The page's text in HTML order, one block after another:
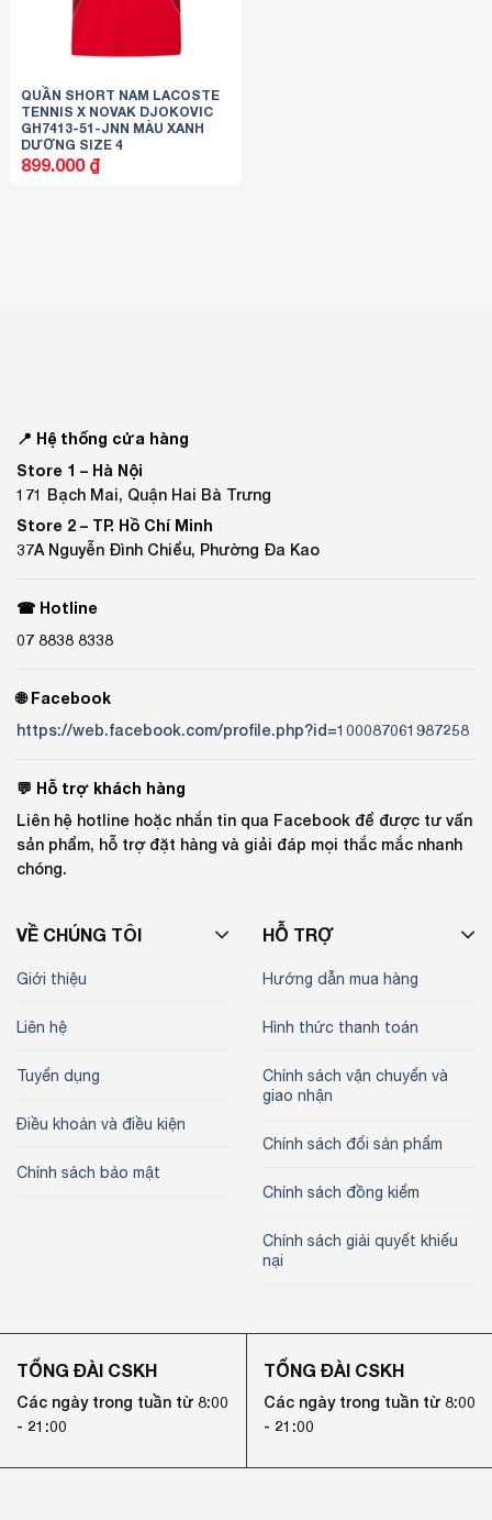
QUẦN SHORT NAM LACOSTE
TENNIS X NOVAK DJOKOVIC
GH7413-51-JNN MÀU XANH
DƯƠNG SIZE 4
899.000 ₫
📍 Hệ thống cửa hàng
Store 1 – Hà Nội
171 Bạch Mai, Quận Hai Bà Trưng
Store 2 – TP. Hồ Chí Minh
37A Nguyễn Đình Chiểu, Phường Đa Kao
☎ Hotline
07 8838 8338
🌐 Facebook
https://web.facebook.com/profile.php?id=100087061987258
💬 Hỗ trợ khách hàng
Liên hệ hotline hoặc nhắn tin qua Facebook để được tư vấn
sản phẩm, hỗ trợ đặt hàng và giải đáp mọi thắc mắc nhanh
chóng.
VỀ CHÚNG TÔI
Giới thiệu
Liên hệ
Tuyển dụng
Điều khoản và điều kiện
Chính sách bảo mật
HỖ TRỢ
Hướng dẫn mua hàng
Hình thức thanh toán
Chính sách vận chuyển và
giao nhận
Chính sách đổi sản phẩm
Chính sách đồng kiểm
Chính sách giải quyết khiếu
nại
TỔNG ĐÀI CSKH
Các ngày trong tuần từ 8:00
- 21:00
TỔNG ĐÀI CSKH
Các ngày trong tuần từ 8:00
- 21:00